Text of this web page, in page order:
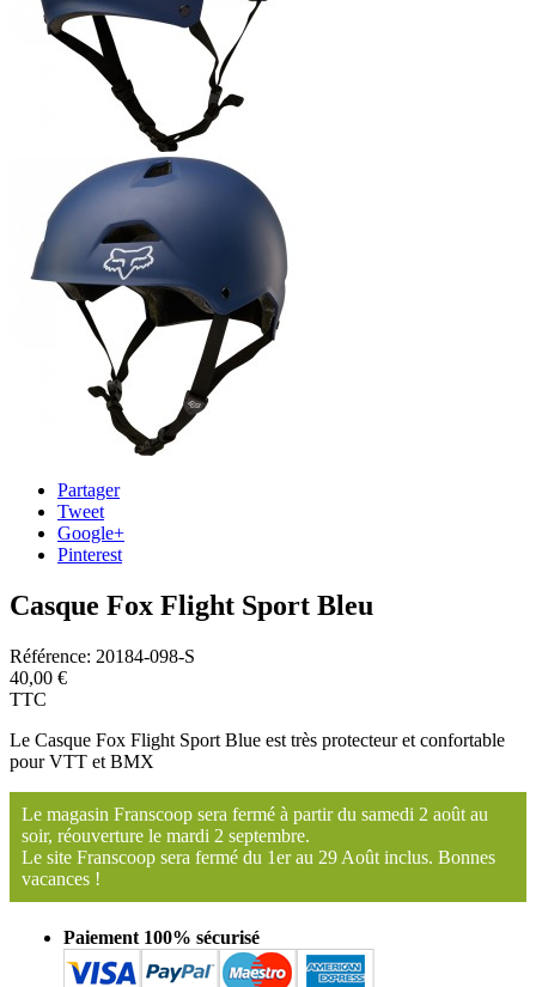
Partager
Tweet
Google+
Pinterest
Casque Fox Flight Sport Bleu
Référence: 20184-098-S
40,00 €
TTC
Le Casque Fox Flight Sport Blue est très protecteur et confortable
pour VTT et BMX
Le magasin Franscoop sera fermé à partir du samedi 2 août au
soir, réouverture le mardi 2 septembre.
Le site Franscoop sera fermé du 1er au 29 Août inclus. Bonnes
vacances !
Paiement 100% sécurisé